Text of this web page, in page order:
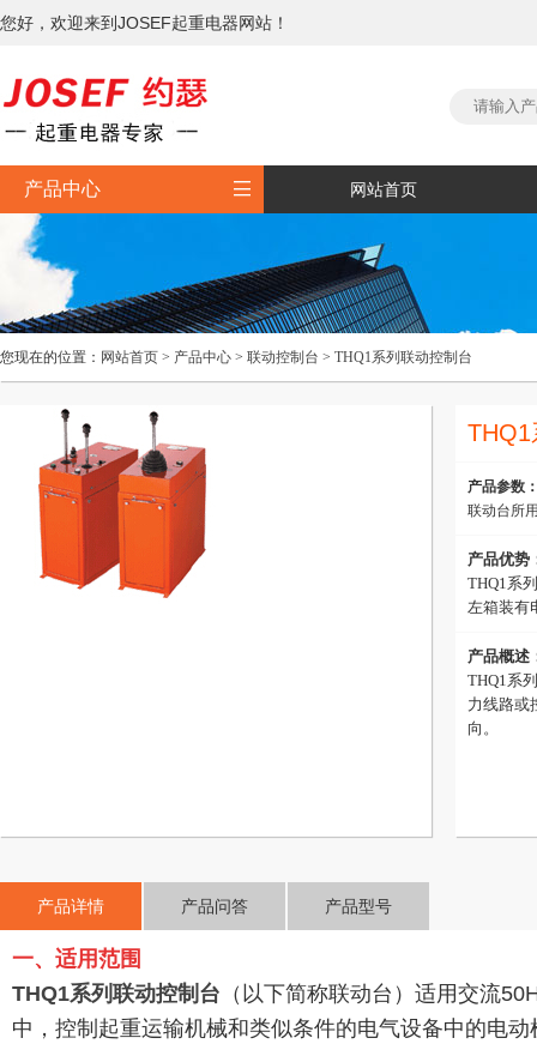
您好，欢迎来到JOSEF起重电器网站！
产品中心  网站首页
您现在的位置： 网站首页 > 产品中心 > 联动控制台 > THQ1系列联动控制台
THQ1
产品参数
联动台所
产品优势
THQ1系
左箱装有
产品概述
THQ1系
力线路或
向。
产品详情 产品问答 产品型号
一、适用范围
THQ1系列 联动控制台 （以下简称联动台）适用交流
中，控制起重运输机械和类似条件的电气设备中的电